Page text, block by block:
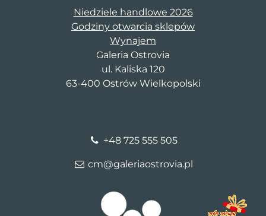
Niedziele handlowe 2026
Godziny otwarcia sklepów
Wynajem
Galeria Ostrovia
ul. Kaliska 120
63-400 Ostrów Wielkopolski
+48 725 555 505
cm@galeriaostrovia.pl